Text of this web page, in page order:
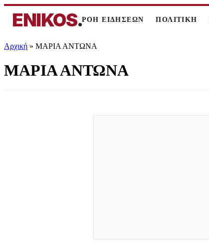
ENIKOS.ΡΟΗ ΕΙΔΗΣΕΩΝ ΠΟΛΙΤΙΚΗ
Αρχική » ΜΑΡΙΑ ΑΝΤΩΝΑ
ΜΑΡΙΑ ΑΝΤΩΝΑ